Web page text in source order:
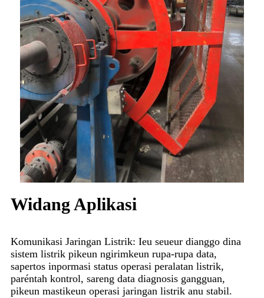
Widang Aplikasi
Komunikasi Jaringan Listrik: Ieu seueur dianggo dina
sistem listrik pikeun ngirimkeun rupa-rupa data,
sapertos inpormasi status operasi peralatan listrik,
paréntah kontrol, sareng data diagnosis gangguan,
pikeun mastikeun operasi jaringan listrik anu stabil.